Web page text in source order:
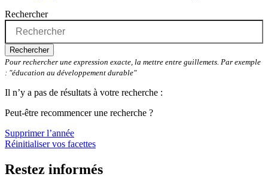
Rechercher
Rechercher
Pour rechercher une expression exacte, la mettre entre guillemets. Par exemple
: "éducation au développement durable"
Il n’y a pas de résultats à votre recherche :
Peut-être recommencer une recherche ?
Supprimer l’année
Réinitialiser vos facettes
Restez informés